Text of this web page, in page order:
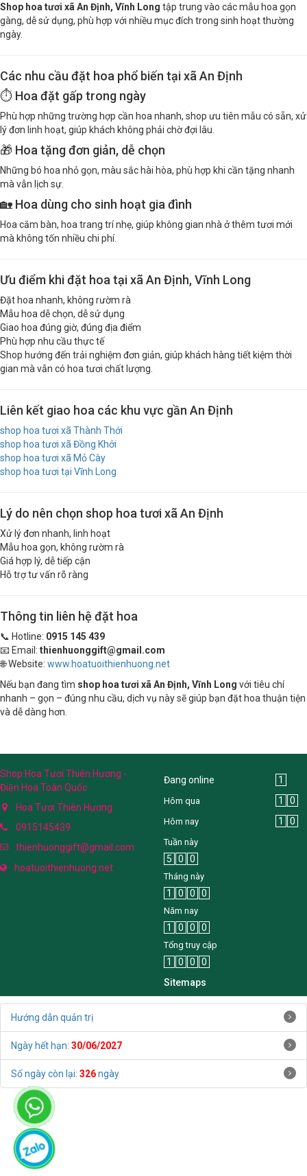
Shop hoa tươi xã An Định, Vĩnh Long tập trung vào các mẫu hoa gọn
gàng, dễ sử dụng, phù hợp với nhiều mục đích trong sinh hoạt thường
ngày.
Các nhu cầu đặt hoa phổ biến tại xã An Định
⏱️ Hoa đặt gấp trong ngày
Phù hợp những trường hợp cần hoa nhanh, shop ưu tiên mẫu có sẵn, xử
lý đơn linh hoạt, giúp khách không phải chờ đợi lâu.
🎁 Hoa tặng đơn giản, dễ chọn
Những bó hoa nhỏ gọn, màu sắc hài hòa, phù hợp khi cần tặng nhanh
mà vẫn lịch sự.
🏡 Hoa dùng cho sinh hoạt gia đình
Hoa cắm bàn, hoa trang trí nhẹ, giúp không gian nhà ở thêm tươi mới
mà không tốn nhiều chi phí.
Ưu điểm khi đặt hoa tại xã An Định, Vĩnh Long
Đặt hoa nhanh, không rườm rà
Mẫu hoa dễ chọn, dễ sử dụng
Giao hoa đúng giờ, đúng địa điểm
Phù hợp nhu cầu thực tế
Shop hướng đến trải nghiệm đơn giản, giúp khách hàng tiết kiệm thời
gian mà vẫn có hoa tươi chất lượng.
Liên kết giao hoa các khu vực gần An Định
shop hoa tươi xã Thành Thới
shop hoa tươi xã Đồng Khởi
shop hoa tươi xã Mỏ Cày
shop hoa tươi tại Vĩnh Long
Lý do nên chọn shop hoa tươi xã An Định
Xử lý đơn nhanh, linh hoạt
Mẫu hoa gọn, không rườm rà
Giá hợp lý, dễ tiếp cận
Hỗ trợ tư vấn rõ ràng
Thông tin liên hệ đặt hoa
📞 Hotline: 0915 145 439
📧 Email: thienhuonggift@gmail.com
🌐 Website: www.hoatuoithienhuong.net
Nếu bạn đang tìm shop hoa tươi xã An Định, Vĩnh Long với tiêu chí
nhanh – gọn – đúng nhu cầu, dịch vụ này sẽ giúp bạn đặt hoa thuận tiện
và dễ dàng hơn.
Shop Hoa Tươi Thiên Hương -
Điện Hoa Toàn Quốc
Hoa Tươi Thiên Hương
0915145439
thienhuonggift@gmail.com
hoatuoithienhuong.net
Đang online 1
Hôm qua 1 0
Hôm nay 1 0
Tuần này
5 0 0
Tháng này
1 0 0 0
Năm nay
1 0 0 0
Tổng truy cập
1 0 0
0
Sitemaps
Hướng dẫn quản trị
Ngày hết hạn: 30/06/2027
Số ngày còn lại: 326ngày